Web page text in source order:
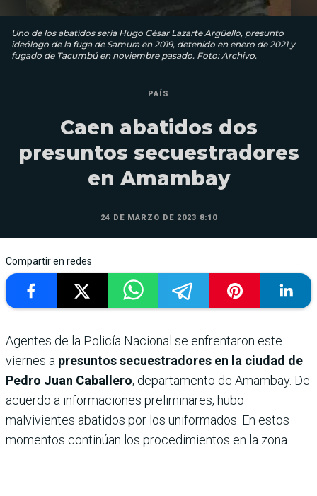
Uno de los abatidos sería Hugo César Lazarte Argüello, presunto
ideólogo de la fuga de Samura en 2019, detenido en enero de 2021 y
fugado de Tacumbú en noviembre pasado. Foto: Archivo.
PAÍS
Caen abatidos dos
presuntos secuestradores
en Amambay
24 DE MARZO DE 2023 8:10
Compartir en redes
Agentes de la Policía Nacional se enfrentaron este
viernes a presuntos secuestradores en la ciudad de
Pedro Juan Caballero, departamento de Amambay. De
acuerdo a informaciones preliminares, hubo
malvivientes abatidos por los uniformados. En estos
momentos continúan los procedimientos en la zona.